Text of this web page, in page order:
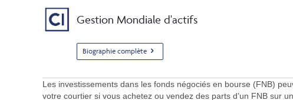
Gestion Mondiale d'actifs
Biographie complète
Les investissements dans les fonds négociés en bourse (FNB)
votre courtier si vous achetez ou vendez des parts d’un FNB sur